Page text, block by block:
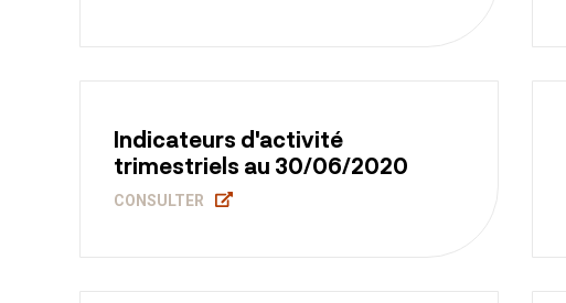
Indicateurs d'activité
trimestriels au 30/06/2020
CONSULTER